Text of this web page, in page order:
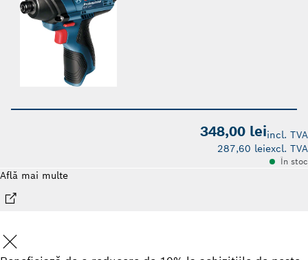
348,00 leiincl. TVA
287,60 leiexcl. TVA
În stoc
Află mai multe